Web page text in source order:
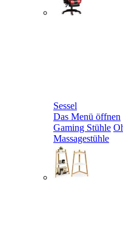
Sessel
Das Menü öffnen
Gaming Stühle
Massagestühle